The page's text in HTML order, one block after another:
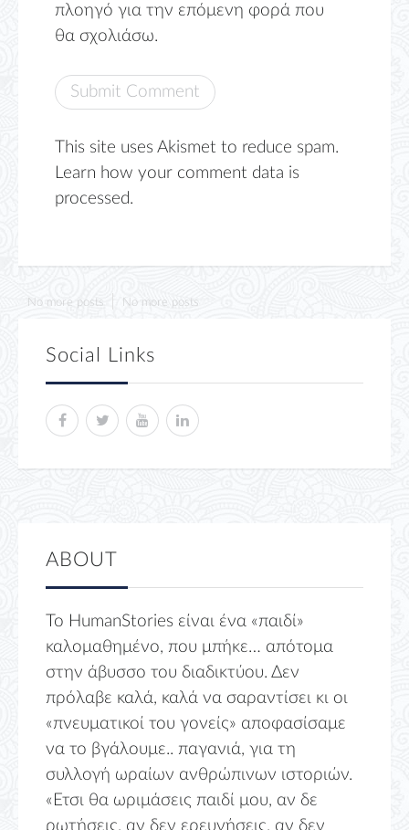
πλοηγό για την επόμενη φορά που
θα σχολιάσω.
This site uses Akismet to reduce spam.
Learn how your comment data is
processed.
No more posts No more posts
Social Links
ABOUT
Το HumanStories είναι ένα «παιδί»
καλομαθημένο, που μπήκε… απότομα
στην άβυσσο του διαδικτύου. Δεν
πρόλαβε καλά, καλά να σαραντίσει κι οι
«πνευματικοί του γονείς» αποφασίσαμε
να το βγάλουμε.. παγανιά, για τη
συλλογή ωραίων ανθρώπινων ιστοριών.
«Ετσι θα ωριμάσεις παιδί μου, αν δε
ρωτήσεις, αν δεν ερευνήσεις, αν δεν